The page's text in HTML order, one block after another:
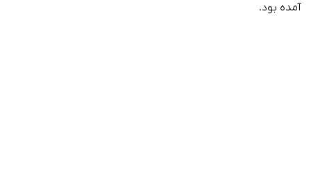
آمده بود.